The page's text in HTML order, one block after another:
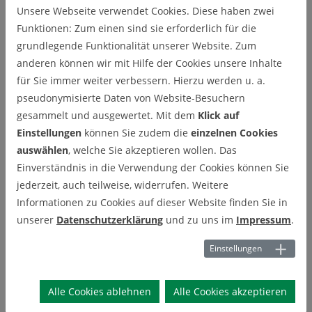
Mit einem Augenzwinkern
EinScience Slam von Paul Vierkantzum Thema
Forschungsdatenmanagement findet sich auf YouTube
Das YouTube-Video "Data Sharing and Management
Snafu in 3 Short Acts " beschreibt ein konstruiertes
Negativbeispiel, wie Forschungsdatenmanagement leider
viel zu oft aussieht
Zur Love Data Week 2020 hat die EFPL eine Reihe von
Youtube-Videos zum ThemaRDM Horror Stories
produziert
Wer selbst die Horrorgeschichten erraten möchte, kann
mit denFDM Scarytalesder Kollegen von
Beweis stellen
"typischen" Datenmanagementplanhat der
Blogger C. Titus Brown bereits 2010 auf seinem Blog
leider zu oft der Realität nachempfunden ist.
Unsere Webseite verwendet Cookies. Diese haben zwei
Funktionen: Zum einen sind sie erforderlich für die
grundlegende Funktionalität unserer Website. Zum
anderen können wir mit Hilfe der Cookies unsere Inhalte
für Sie immer weiter verbessern. Hierzu werden u. a.
pseudonymisierte Daten von Website-Besuchern
gesammelt und ausgewertet. Mit dem Klick auf
Einstellungen können Sie zudem die einzelnen Cookies
auswählen, welche Sie akzeptieren wollen. Das
Einverständnis in die Verwendung der Cookies können Sie
jederzeit, auch teilweise, widerrufen. Weitere
Informationen zu Cookies auf dieser Website finden Sie in
unserer Datenschutzerklärung und zu uns im Impressum.
Einstellungen
Alle Cookies ablehnen Alle Cookies akzeptieren